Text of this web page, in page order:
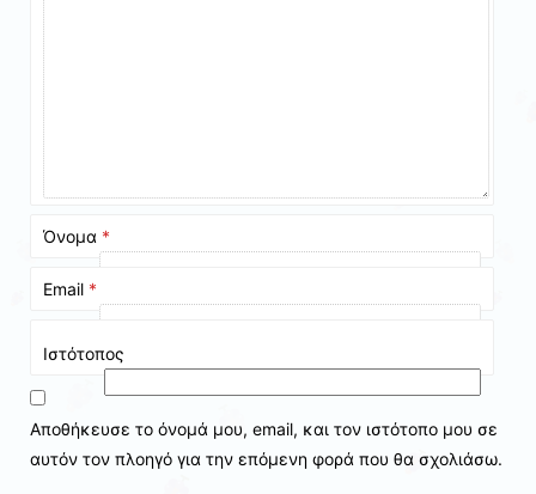
Όνομα *
Email *
Ιστότοπος
Αποθήκευσε το όνομά μου, email, και τον ιστότοπο μου σε
αυτόν τον πλοηγό για την επόμενη φορά που θα σχολιάσω.